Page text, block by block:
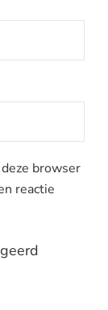
browser
reactie